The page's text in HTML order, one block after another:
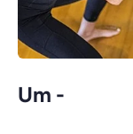
Um -